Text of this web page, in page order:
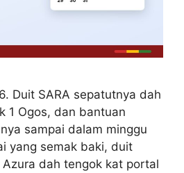
Duit SARA sepatutnya dah
1 Ogos, dan bantuan
sampai dalam minggu
yang semak baki, duit
dah tengok kat portal